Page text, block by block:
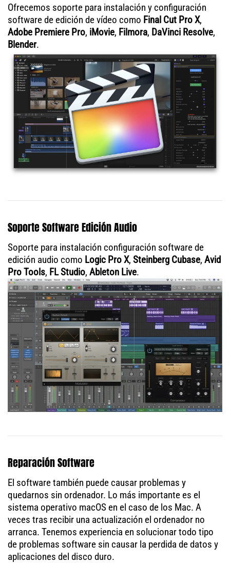
Ofrecemos soporte para instalación y configuración
software de edición de vídeo como Final Cut Pro X,
Adobe Premiere Pro, iMovie, Filmora, DaVinci Resolve,
Blender.
Soporte Software Edición Audio
Soporte para instalación configuración software de
edición audio como Logic Pro X, Steinberg Cubase, Avid
Pro Tools, FL Studio, Ableton Live.
Reparación Software
El software también puede causar problemas y
quedarnos sin ordenador. Lo más importante es el
sistema operativo macOS en el caso de los Mac. A
veces tras recibir una actualización el ordenador no
arranca. Tenemos experiencia en solucionar todo tipo
de problemas software sin causar la perdida de datos y
aplicaciones del disco duro.